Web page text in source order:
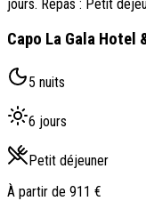
jours. Repas : Petit
Capo La Gala Hotel
5 nuits
6 jours
Petit déjeuner
À partir de 911 €